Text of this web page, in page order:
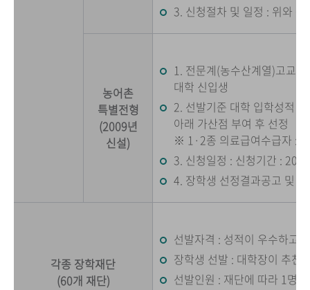
3. 신청절차 및 일정 : 위와 동
농어촌
특별전형
(2009년
신설)
1. 전문계(농수산계열)고교
대학 신입생
2. 선발기준 대학 입학성적
아래 가산점 부여 후 선정
※ 1·2종 의료급여수급자 :
3. 신청일정 : 신청기간 :
4. 장학생 선정결과공고 및
각종 장학재단
(60개 재단)
선발자격 : 성적이 우수하고
장학생 선발 : 대학장이 추천
선발인원 : 재단에 따라 1명